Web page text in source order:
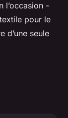
l’occasion -
pour le
d’une seule